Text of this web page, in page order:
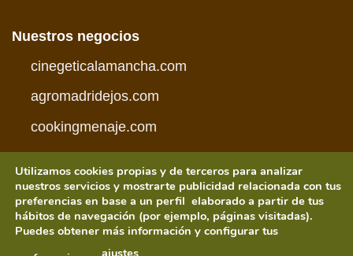
Nuestros negocios
cinegeticalamancha.com
agromadridejos.com
cookingmenaje.com
Visa PayPal MasterCardAmerican
Express
Credit
Visa
CONDICIONES DE COMPRA
Utilizamos cookies propias y de terceros para analizar
nuestros servicios y mostrarte publicidad relacionada con tus
preferencias en base a un perfil elaborado a partir de tus
hábitos de navegación (por ejemplo, páginas visitadas).
Puedes obtener más información y configurar tus